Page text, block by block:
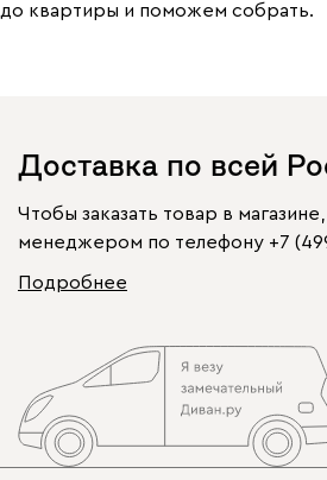
до квартиры и поможем собрать.
Доставка по всей
Чтобы заказать товар в
менеджером по телефону +7
Подробнее